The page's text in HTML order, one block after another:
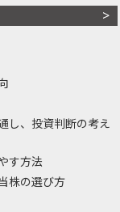
し、投資判断の考え
す方法
株の選び方